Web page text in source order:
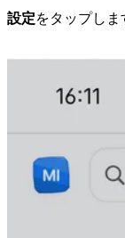
設定をタップしま